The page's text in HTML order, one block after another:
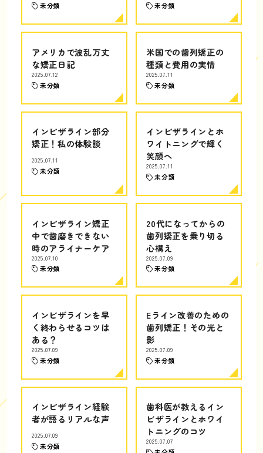
未分類 未分類
アメリカで波乱万丈
な矯正日記
2025.07.12
未分類
米国での歯列矯正の
種類と費用の実情
2025.07.11
未分類
インビザライン部分
矯正！私の体験談
2025.07.11
未分類
インビザラインとホ
ワイトニングで輝く
笑顔へ
2025.07.11
未分類
インビザライン矯正
中で歯磨きできない
時のアライナーケア
2025.07.10
未分類
20代になってからの
歯列矯正を乗り切る
心構え
2025.07.09
未分類
インビザラインを早
く終わらせるコツは
ある？
2025.07.09
未分類
Eライン改善のための
歯列矯正！その光と
影
2025.07.09
未分類
インビザライン経験
者が語るリアルな声
2025.07.09
未分類
歯科医が教えるイン
ビザラインとホワイ
トニングのコツ
2025.07.07